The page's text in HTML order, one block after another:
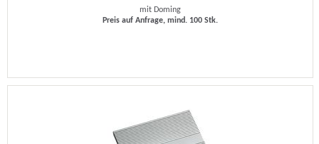
mit Doming
Preis auf Anfrage, mind. 100 Stk.